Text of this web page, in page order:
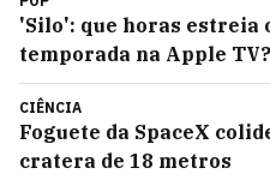
'Silo': que horas estreia
temporada na Apple TV?
CIÊNCIA
Foguete da SpaceX
cratera de 18 metros